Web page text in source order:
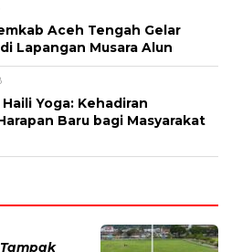
Aceh Tengah Gelar
Lapangan Musara Alun
Yoga: Kehadiran
Baru bagi Masyarakat